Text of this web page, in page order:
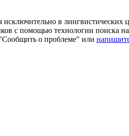
в
с помощью технологии
о проблеме" или